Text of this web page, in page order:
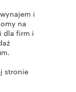
i
na
dla firm i
stronie